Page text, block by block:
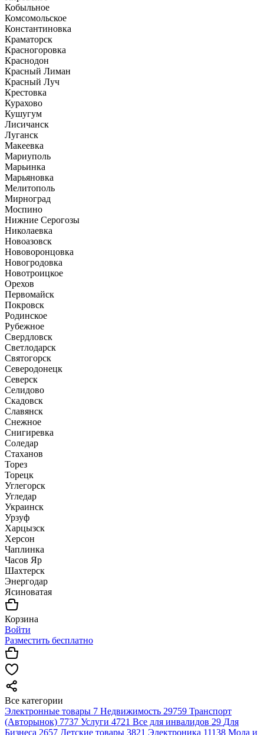
Кобыльное
Комсомольское
Константиновка
Краматорск
Красногоровка
Краснодон
Красный Лиман
Красный Луч
Крестовка
Курахово
Кушугум
Лисичанск
Луганск
Макеевка
Мариуполь
Марьинка
Марьяновка
Мелитополь
Мирноград
Моспино
Нижние Серогозы
Николаевка
Новоазовск
Нововоронцовка
Новогродовка
Новотроицкое
Орехов
Первомайск
Покровск
Родинское
Рубежное
Свердловск
Светлодарск
Святогорск
Северодонецк
Северск
Селидово
Скадовск
Славянск
Снежное
Снигиревка
Соледар
Стаханов
Торез
Торецк
Углегорск
Угледар
Украинск
Урзуф
Харцызск
Херсон
Чаплинка
Часов Яр
Шахтерск
Энергодар
Ясиноватая
Корзина
Войти
Разместить бесплатно
Все категории
Электронные товары 7 Недвижимость 29759 Транспорт
(Авторынок) 7737 Услуги 4721 Все для инвалидов 29 Для
Бизнеса 2657 Детские товары 3821 Электроника 11138 Мода и